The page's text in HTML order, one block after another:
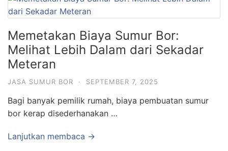
Memetakan Biaya Sumur Bor:
Melihat Lebih Dalam dari Sekadar
Meteran
JASA SUMUR BOR · SEPTEMBER 7, 2025
Bagi banyak pemilik rumah, biaya pembuatan sumur
bor kerap disederhanakan …
Lanjutkan membaca →